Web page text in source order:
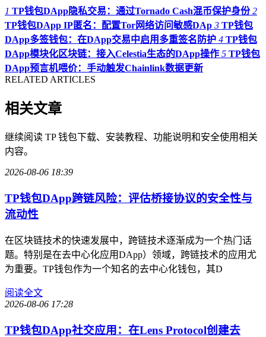
1 TP钱包DApp隐私交易：通过Tornado Cash混币保护身份 2
TP钱包DApp IP匿名：配置Tor网络访问敏感DAp 3 TP钱包
DApp多签钱包：在DApp交易中启用多重签名防护 4 TP钱包
DApp模块化区块链：接入Celestia生态的DApp操作 5 TP钱包
DApp预言机喂价：手动触发Chainlink数据更新
RELATED ARTICLES
相关文章
继续阅读 TP 钱包下载、安装教程、功能说明和安全使用相关
内容。
2026-08-06 18:39
TP钱包DApp跨链风险：评估桥接协议的安全性与
流动性
在区块链技术的快速发展中，跨链技术逐渐成为一个热门话
题。特别是在去中心化应用DApp）领域，跨链技术的应用尤
为重要。TP钱包作为一个知名的去中心化钱包，其D
阅读全文
2026-08-06 17:28
TP钱包DApp社交应用：在Lens Protocol创建去